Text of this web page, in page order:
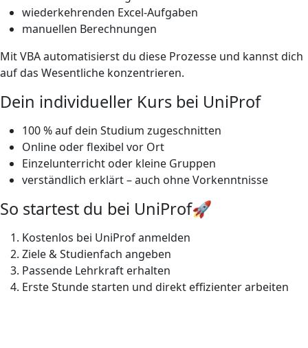
wiederkehrenden Excel-Aufgaben
manuellen Berechnungen
Mit VBA automatisierst du diese Prozesse und kannst dich
auf das Wesentliche konzentrieren.
Dein individueller Kurs bei UniProf
100 % auf dein Studium zugeschnitten
Online oder flexibel vor Ort
Einzelunterricht oder kleine Gruppen
verständlich erklärt – auch ohne Vorkenntnisse
So startest du bei UniProf🚀
Kostenlos bei UniProf anmelden
Ziele & Studienfach angeben
Passende Lehrkraft erhalten
Erste Stunde starten und direkt effizienter arbeiten